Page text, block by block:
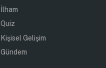
İlham
Quiz
Kişisel Gelişim
Gündem